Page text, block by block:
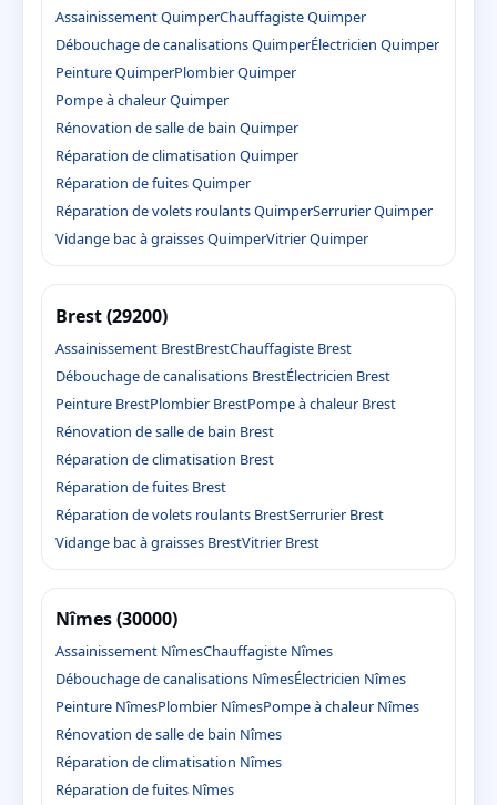
Assainissement QuimperChauffagiste Quimper
Débouchage de canalisations QuimperÉlectricien Quimper
Peinture QuimperPlombier Quimper
Pompe à chaleur Quimper
Rénovation de salle de bain Quimper
Réparation de climatisation Quimper
Réparation de fuites Quimper
Réparation de volets roulants QuimperSerrurier Quimper
Vidange bac à graisses QuimperVitrier Quimper
Brest (29200)
Assainissement BrestBrestChauffagiste Brest
Débouchage de canalisations BrestÉlectricien Brest
Peinture BrestPlombier BrestPompe à chaleur Brest
Rénovation de salle de bain Brest
Réparation de climatisation Brest
Réparation de fuites Brest
Réparation de volets roulants BrestSerrurier Brest
Vidange bac à graisses BrestVitrier Brest
Nîmes (30000)
Assainissement NîmesChauffagiste Nîmes
Débouchage de canalisations NîmesÉlectricien Nîmes
Peinture NîmesPlombier NîmesPompe à chaleur Nîmes
Rénovation de salle de bain Nîmes
Réparation de climatisation Nîmes
Réparation de fuites Nîmes